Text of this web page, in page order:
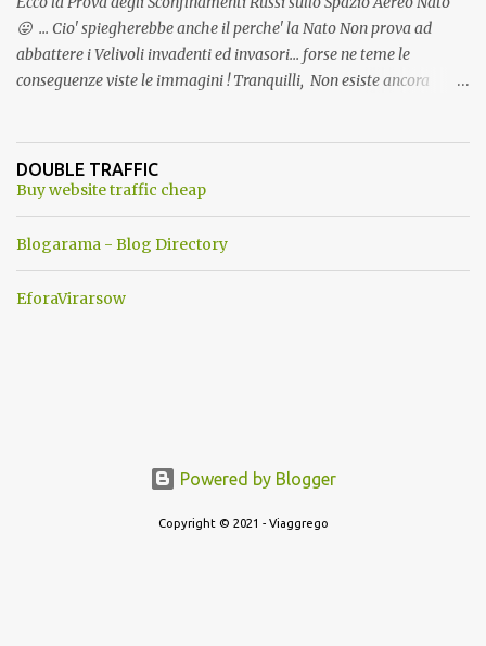
😛 ... Cio' spiegherebbe anche il perche' la Nato Non prova ad
abbattere i Velivoli invadenti ed invasori... forse ne teme le
conseguenze viste le immagini ! Tranquilli, Non esiste ancora
ancora una fantasia Nato o forse una "False Flag", per provocare
una guerra mondiale che difficilmente da menti sane, potrebbe
DOUBLE TRAFFIC
Buy website traffic cheap
Blogarama - Blog Directory
EforaVirarsow
Powered by Blogger
Copyright © 2021 - Viaggrego